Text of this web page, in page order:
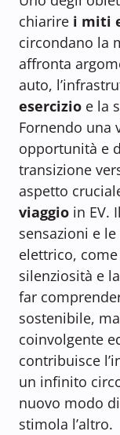
chiarire i miti
circondano la
affronta
auto,
esercizio e la
Fornendo una
opportunità e
transizione
aspetto
viaggio in EV.
sensazioni e
elettrico, come
silenziosità e
far
sostenibile,
coinvolgente
contribuisce
un infinito
nuovo modo
stimola l’altro.